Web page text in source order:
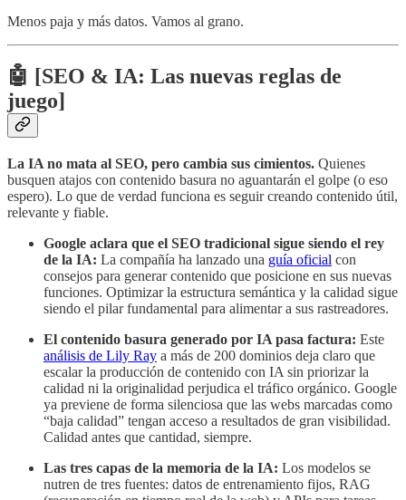
Menos paja y más datos. Vamos al grano.
🤖 [SEO & IA: Las nuevas reglas de
juego]
La IA no mata al SEO, pero cambia sus cimientos. Quienes
busquen atajos con contenido basura no aguantarán el golpe (o eso
espero). Lo que de verdad funciona es seguir creando contenido útil,
relevante y fiable.
Google aclara que el SEO tradicional sigue siendo el rey
de la IA: La compañía ha lanzado una guía oficial con
consejos para generar contenido que posicione en sus nuevas
funciones. Optimizar la estructura semántica y la calidad sigue
siendo el pilar fundamental para alimentar a sus rastreadores.
El contenido basura generado por IA pasa factura: Este
análisis de Lily Ray a más de 200 dominios deja claro que
escalar la producción de contenido con IA sin priorizar la
calidad ni la originalidad perjudica el tráfico orgánico. Google
ya previene de forma silenciosa que las webs marcadas como
“baja calidad” tengan acceso a resultados de gran visibilidad.
Calidad antes que cantidad, siempre.
Las tres capas de la memoria de la IA: Los modelos se
nutren de tres fuentes: datos de entrenamiento fijos, RAG